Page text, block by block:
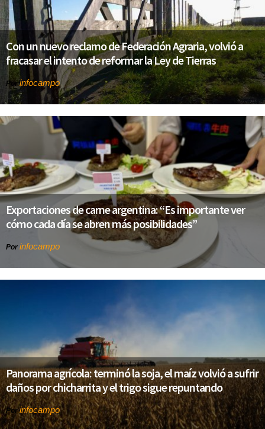
Con un nuevo reclamo de Federación Agraria, volvió a
fracasar el intento de reformar la Ley de Tierras
Porinfocampo
Exportaciones de carne argentina: “Es importante ver
cómo cada día se abren más posibilidades”
Por infocampo
Panorama agrícola: terminó la soja, el maíz volvió a sufrir
daños por chicharrita y el trigo sigue repuntando
Porinfocampo